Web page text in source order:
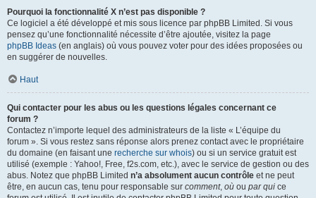
Pourquoi la fonctionnalité X n’est pas disponible ?
Ce logiciel a été développé et mis sous licence par phpBB Limited. Si vous
pensez qu’une fonctionnalité nécessite d’être ajoutée, visitez la page
phpBB Ideas (en anglais) où vous pouvez voter pour des idées proposées ou
en suggérer de nouvelles.
Haut
Qui contacter pour les abus ou les questions légales concernant ce
forum ?
Contactez n’importe lequel des administrateurs de la liste « L’équipe du
forum ». Si vous restez sans réponse alors prenez contact avec le propriétaire
du domaine (en faisant une recherche sur whois) ou si un service gratuit est
utilisé (exemple : Yahoo!, Free, f2s.com, etc.), avec le service de gestion ou des
abus. Notez que phpBB Limited n’a absolument aucun contrôle et ne peut
être, en aucun cas, tenu pour responsable sur comment, où ou par qui ce